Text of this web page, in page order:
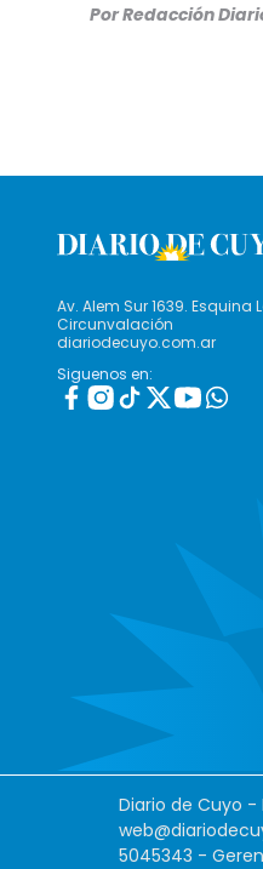
PorRedacción
Av. Alem Sur 1639. Esquina
Circunvalación
diariodecuyo.com.ar
Siguenos en:
Diario de Cuyo -
5045343 -